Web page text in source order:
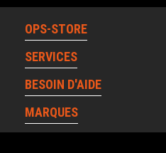
OPS-STORE
SERVICES
BESOIN D'AIDE
MARQUES